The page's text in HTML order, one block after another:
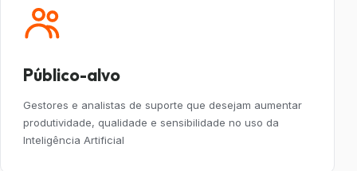
Público-alvo
Gestores e analistas de suporte que desejam aumentar
produtividade, qualidade e sensibilidade no uso da
Inteligência Artificial